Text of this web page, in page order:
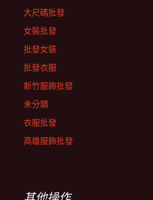
大尺碼批發
女裝批發
批發女裝
批發衣服
新竹服飾批發
未分類
衣服批發
高雄服飾批發